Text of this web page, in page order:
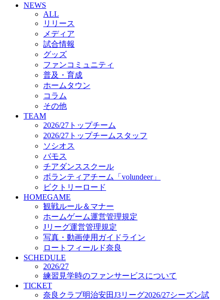
ボランティアチーム「volundeer」
ビクトリーロード
HOMEGAME
観戦ルール＆マナー
ホームゲーム運営管理規定
Jリーグ運営管理規定
写真・動画使用ガイドライン
ロートフィールド奈良
SCHEDULE
2026/27
練習見学時のファンサービスについて
TICKET
奈良クラブ明治安田J3リーグ2026/27シーズン試
合観戦チケット
奈良クラブ明治安田Ｊ3リーグ 2026/27シーズン
「鹿パス」
観戦ルール＆マナー
FANCOMMUNITY
2026/27ファンコミュニティ
サポートショップ
GOODS
オフィシャルストア（実店舗）
オンラインストア
ACADEMY
アカデミーについて
プロジェクト
コーチ&スタッフ
ジュニア
ジュニアユース
ユース
NEWS
ALL
リリース
メディア
試合情報
グッズ
ファンコミュニティ
普及・育成
ホームタウン
コラム
その他
TEAM
2026/27トップチーム
2026/27トップチームスタッフ
ソシオス
バモス
チアダンススクール
ボランティアチーム「volundeer」
ビクトリーロード
HOMEGAME
観戦ルール＆マナー
ホームゲーム運営管理規定
Jリーグ運営管理規定
写真・動画使用ガイドライン
ロートフィールド奈良
SCHEDULE
2026/27
練習見学時のファンサービスについて
TICKET
奈良クラブ明治安田J3リーグ2026/27シーズン試